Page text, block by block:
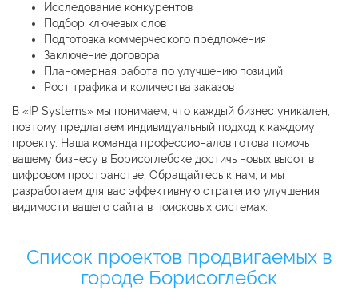
Исследование конкурентов
Подбор ключевых слов
Подготовка коммерческого предложения
Заключение договора
Планомерная работа по улучшению позиций
Рост трафика и количества заказов
В «IP Systems» мы понимаем, что каждый бизнес уникален,
поэтому предлагаем индивидуальный подход к каждому
проекту. Наша команда профессионалов готова помочь
вашему бизнесу в Борисоглебске достичь новых высот в
цифровом пространстве. Обращайтесь к нам, и мы
разработаем для вас эффективную стратегию улучшения
видимости вашего сайта в поисковых системах.
Список проектов продвигаемых в
городе Борисоглебск